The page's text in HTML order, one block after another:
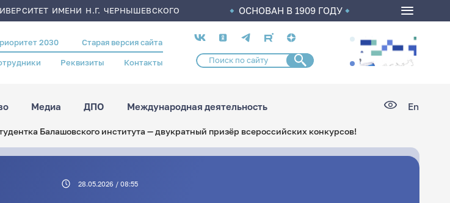
ИМЕНИ Н.Г. ЧЕРНЫШЕВСКОГО ОСНОВАН В 1909 ГОДУ
2030 Старая версия сайта
Реквизиты Контакты
Социальные
сети
Медиа ДПО Международная деятельность En
Балашовского института — двукратный призёр всероссийских конкурсов!
28.05.2026 / 08:55